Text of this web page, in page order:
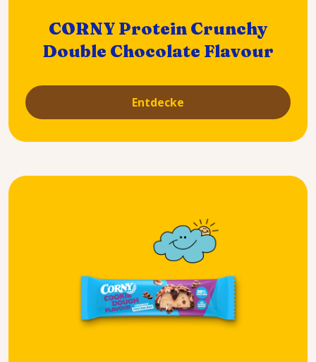
CORNY Protein Crunchy
Double Chocolate Flavour
Entdecke